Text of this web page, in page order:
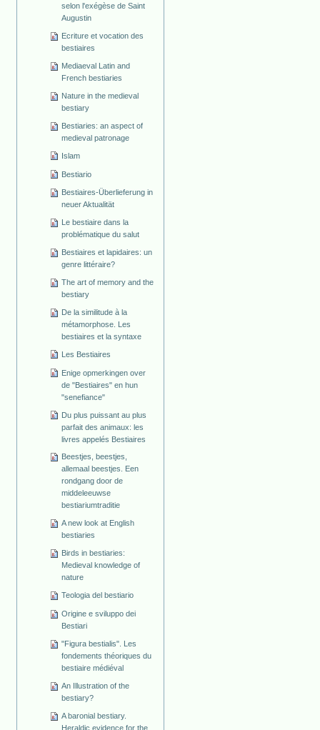
selon l'exégèse de Saint
Augustin
Ecriture et vocation des
bestiaires
Mediaeval Latin and
French bestiaries
Nature in the medieval
bestiary
Bestiaries: an aspect of
medieval patronage
Islam
Bestiario
Bestiaires-Überlieferung in
neuer Aktualität
Le bestiaire dans la
problématique du salut
Bestiaires et lapidaires: un
genre littéraire?
The art of memory and the
bestiary
De la similitude à la
métamorphose. Les
bestiaires et la syntaxe
Les Bestiaires
Enige opmerkingen over
de "Bestiaires" en hun
"senefiance"
Du plus puissant au plus
parfait des animaux: les
livres appelés Bestiaires
Beestjes, beestjes,
allemaal beestjes. Een
rondgang door de
middeleeuwse
bestiariumtraditie
A new look at English
bestiaries
Birds in bestiaries:
Medieval knowledge of
nature
Teologia del bestiario
Origine e sviluppo dei
Bestiari
"Figura bestialis". Les
fondements théoriques du
bestiaire médiéval
An Illustration of the
bestiary?
A baronial bestiary.
Heraldic evidence for the